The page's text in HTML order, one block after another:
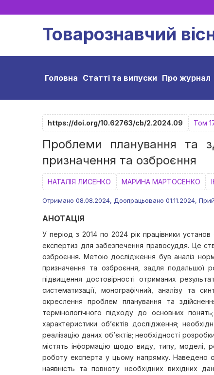
Товарознавчий
Головна Статті та випуски Про журнал
https://doi.org/10.62763/cb/2.2024.09 Том
Проблеми планування та
призначення та озброєння
НАТАЛІЯ ЛИСЕНКО МАРИНА МАРТОСЕНКО
Отримано 08.08.2024, Доопрацьовано 01.11.2024,
АНОТАЦІЯ
У період з 2014 по 2024 рік працівники установ
експертиз для забезпечення правосуддя. Це
озброєння. Метою дослідження був аналіз
призначення та озброєння, задля подальшої
підвищення достовірності отриманих
систематизації, монографічний, аналізу та
окреслення проблем планування та
термінологічного підходу до основних
характеристики об’єктів дослідження;
реалізацію даних об’єктів; необхідності
містять інформацію щодо виду, типу, моделі,
роботу експерта у цьому напрямку. Наведено
наявність та повноту необхідних вихідних